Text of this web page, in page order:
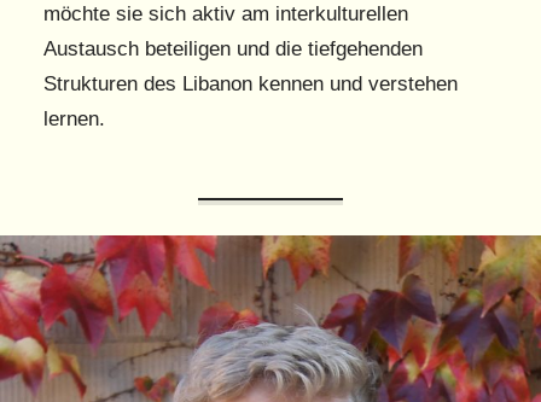
möchte sie sich aktiv am interkulturellen
Austausch beteiligen und die tiefgehenden
Strukturen des Libanon kennen und verstehen
lernen.